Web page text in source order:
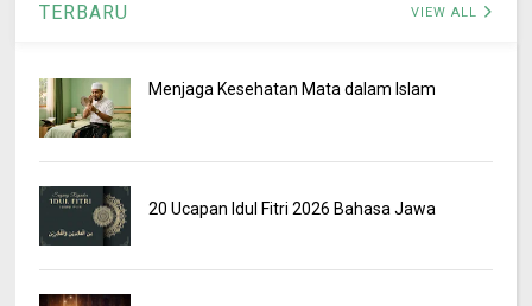
TERBARU VIEW ALL
Menjaga Kesehatan Mata dalam Islam
20 Ucapan Idul Fitri 2026 Bahasa Jawa